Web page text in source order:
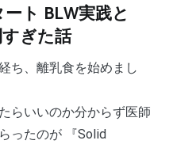
ト BLW実践と
すぎた話
らいいのか分からず医師
ったのが 『Solid